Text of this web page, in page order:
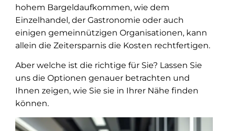
hohem Bargeldaufkommen, wie dem
Einzelhandel, der Gastronomie oder auch
einigen gemeinnützigen Organisationen, kann
allein die Zeitersparnis die Kosten rechtfertigen.
Aber welche ist die richtige für Sie? Lassen Sie
uns die Optionen genauer betrachten und
Ihnen zeigen, wie Sie sie in Ihrer Nähe finden
können.